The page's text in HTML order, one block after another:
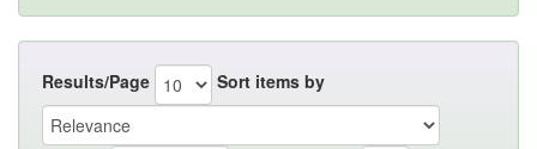
Results/Page Sort items by